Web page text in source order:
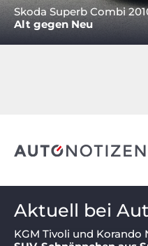
Skoda Superb Combi
Alt gegen Neu
Aktuell bei
KGM Tivoli und Korando